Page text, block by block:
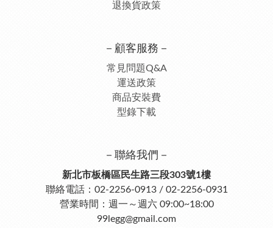
退換貨政策
－顧客服務－
常見問題Q&A
運送政策
商品安裝費
型錄下載
－聯絡我們－
新北市板橋區民生路三段303號1樓
聯絡電話：02-2256-0913 / 02-2256-0931
營業時間：週一～週六 09:00~18:00
99legg@gmail.com